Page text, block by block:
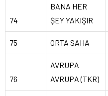
74
BANA HER
ŞEY YAKIŞIR
75 ORTA SAHA
76
AVRUPA
AVRUPA (TKR)